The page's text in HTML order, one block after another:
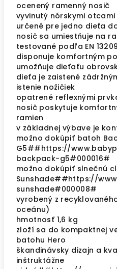
ocenený ramenný nosič
vyvinutý nórskymi otcami
určené pre jedno dieťa
nosič sa umiestňuje na
testované podľa EN
disponuje komfortným
umožňuje dieťaťu
dieťa je zaistené
istenie nožičiek
opatrené reflexnými
nosič poskytuje
ramien
v základnej výbave je
možno dokúpiť batoh
G5##https://
backpack-g5#000016#
možno dokúpiť slnečnú
Sunshade##https://
sunshade#000008#
vyrobený z
oceánu)
hmotnosť 1,6 kg
zloží sa do kompaktnej
batohu Hero
škandinávsky dizajn a
inštruktážne